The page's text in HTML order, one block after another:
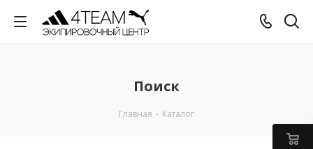
Поиск
Главная - Каталог